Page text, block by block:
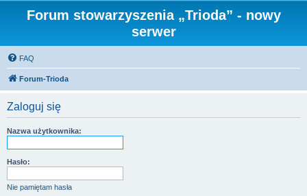
Forum stowarzyszenia „Trioda” - nowy
serwer
FAQ
Forum-Trioda
Zaloguj się
Nazwa użytkownika:
Hasło:
Nie pamiętam hasła